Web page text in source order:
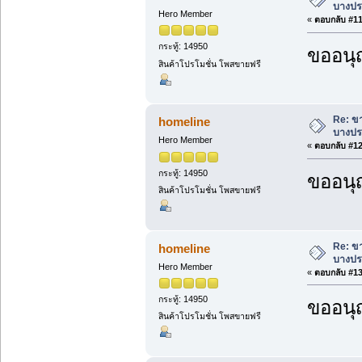
Hero Member
กระทู้: 14950
สินค้าโปรโมชั่น โพสขายฟรี
บางป
« ตอบกลับ
ขออนุ
homeline
Hero Member
กระทู้: 14950
สินค้าโปรโมชั่น โพสขายฟรี
Re: ข
บางป
« ตอบกลับ
ขออนุ
homeline
Hero Member
กระทู้: 14950
สินค้าโปรโมชั่น โพสขายฟรี
Re: ข
บางป
« ตอบกลับ
ขออนุ